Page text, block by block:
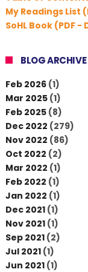
My Readings List
SoHL Book (PDF
BLOG ARCHIVE
Feb 2026(1)
Mar 2025(1)
Feb 2025(8)
Dec 2022 (279)
Nov 2022 (86)
Oct 2022 (2)
Mar 2022 (1)
Feb 2022 (1)
Jan 2022 (1)
Dec 2021(1)
Nov 2021(1)
Sep 2021(2)
Jul 2021(1)
Jun 2021(1)